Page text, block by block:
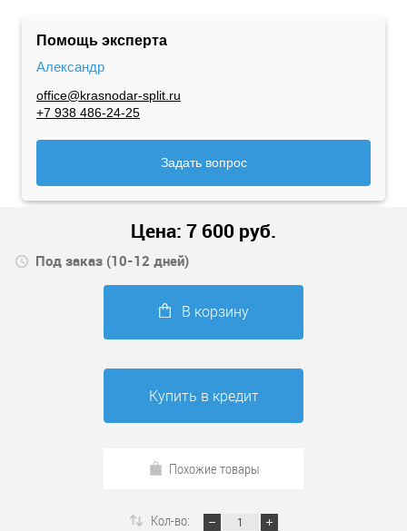
Помощь эксперта
Александр
office@krasnodar-split.ru
+7 938 486-24-25
Задать вопрос
Цена: 7 600 руб.
Под заказ (10-12 дней)
В корзину
Купить в кредит
Похожие товары
Кол-во: